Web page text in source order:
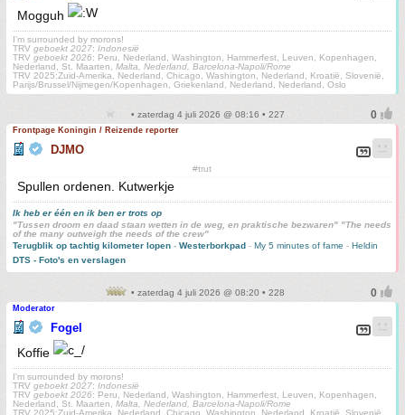
Mogguh
I'm surrounded by morons!
TRV geboekt 2027: Indonesië
TRV geboekt 2026: Peru, Nederland, Washington, Hammerfest, Leuven, Kopenhagen,
Nederland, St. Maarten, Malta, Nederland, Barcelona-Napoli/Rome
TRV 2025:Zuid-Amerika, Nederland, Chicago, Washington, Nederland, Kroatië, Slovenië,
Parijs/Brussel/Nijmegen/Kopenhagen, Griekenland, Nederland, Nederland, Oslo
• zaterdag 4 juli 2026 @ 08:16 • 227
Frontpage Koningin / Reizende reporter
DJMO
#trut
Spullen ordenen. Kutwerkje
Ik heb er één en ik ben er trots op
"Tussen droom en daad staan wetten in de weg, en praktische bezwaren" "The needs
of the many outweigh the needs of the crew"
Terugblik op tachtig kilometer lopen - Westerborkpad - My 5 minutes of fame - Heldin
DTS - Foto's en verslagen
• zaterdag 4 juli 2026 @ 08:20 • 228
Moderator
Fogel
Koffie
I'm surrounded by morons!
TRV geboekt 2027: Indonesië
TRV geboekt 2026: Peru, Nederland, Washington, Hammerfest, Leuven, Kopenhagen,
Nederland, St. Maarten, Malta, Nederland, Barcelona-Napoli/Rome
TRV 2025:Zuid-Amerika, Nederland, Chicago, Washington, Nederland, Kroatië, Slovenië,